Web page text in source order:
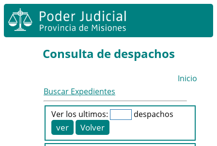
Consulta de despachos
Inicio
Buscar Expedientes
Ver los ultimos: despachos